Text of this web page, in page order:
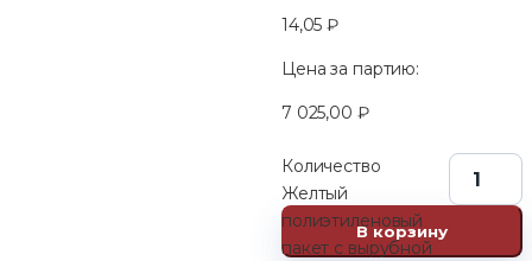
14,05₽
Цена за партию:
7 025,00 ₽
Количество
Желтый
полиэтиленовый
пакет с вырубной
В корзину